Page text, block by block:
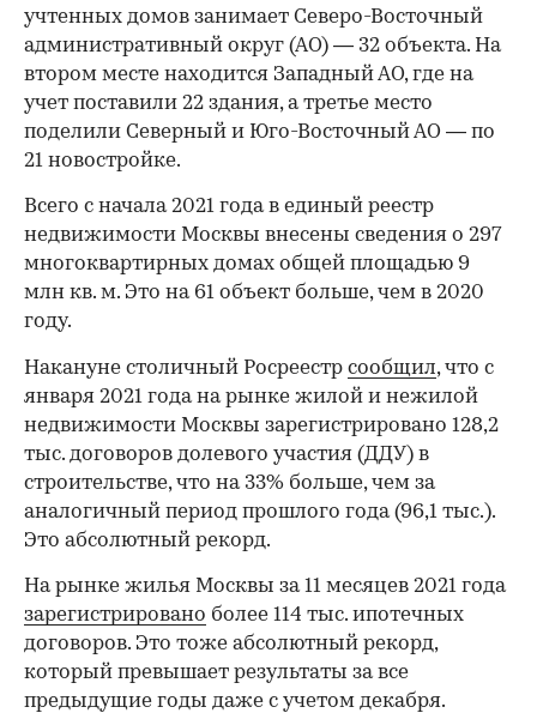
учтенных домов занимает Северо-Восточный
административный округ (АО) — 32 объекта. На
втором месте находится Западный АО, где на
учет поставили 22 здания, а третье место
поделили Северный и Юго-Восточный АО — по
21 новостройке.
Всего с начала 2021 года в единый реестр
недвижимости Москвы внесены сведения о 297
многоквартирных домах общей площадью 9
млн кв. м. Это на 61 объект больше, чем в 2020
году.
Накануне столичный Росреестр сообщил, что с
января 2021 года на рынке жилой и нежилой
недвижимости Москвы зарегистрировано 128,2
тыс. договоров долевого участия (ДДУ) в
строительстве, что на 33% больше, чем за
аналогичный период прошлого года (96,1 тыс.).
Это абсолютный рекорд.
На рынке жилья Москвы за 11 месяцев 2021 года
зарегистрировано более 114 тыс. ипотечных
договоров. Это тоже абсолютный рекорд,
который превышает результаты за все
предыдущие годы даже с учетом декабря.